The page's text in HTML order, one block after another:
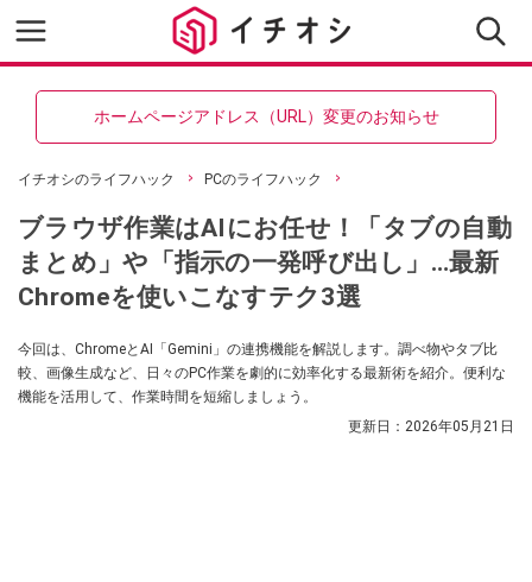
ホームページアドレス（URL）変更のお知らせ
イチオシのライフハック PCのライフハック
ブラウザ作業はAIにお任せ！「タブの自動
まとめ」や「指示の一発呼び出し」…最新
Chromeを使いこなすテク3選
今回は、ChromeとAI「Gemini」の連携機能を解説します。調べ物やタブ比
較、画像生成など、日々のPC作業を劇的に効率化する最新術を紹介。便利な
機能を活用して、作業時間を短縮しましょう。
更新日： 2026年05月21日